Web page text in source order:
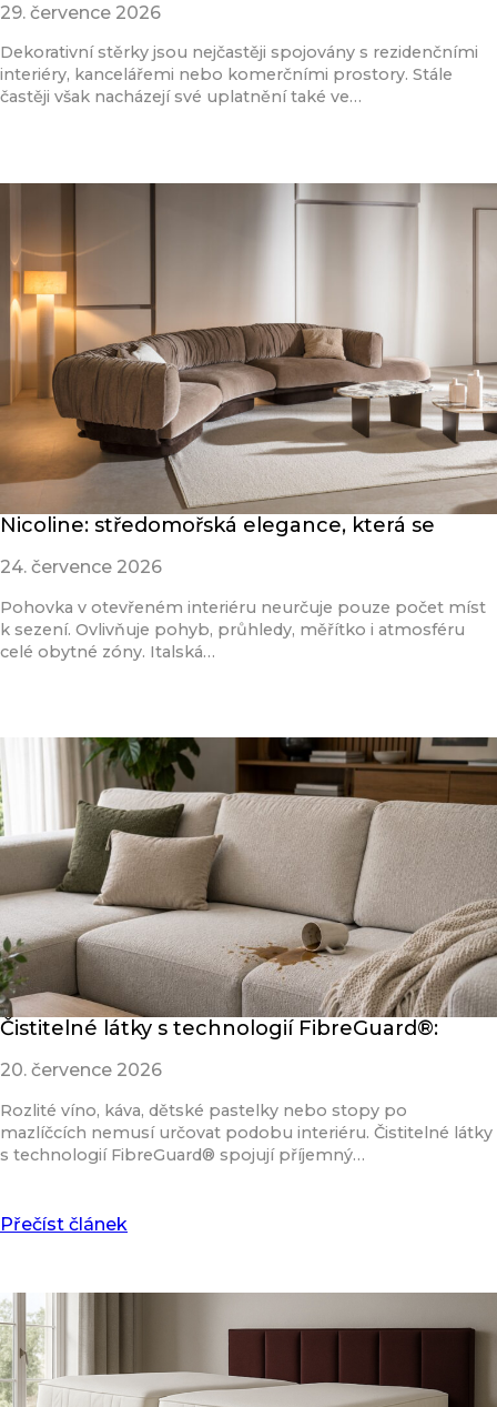
29. července 2026
Dekorativní stěrky jsou nejčastěji spojovány s rezidenčními
interiéry, kancelářemi nebo komerčními prostory. Stále
častěji však nacházejí své uplatnění také ve…
Nicoline: středomořská elegance, která se
24. července 2026
Pohovka v otevřeném interiéru neurčuje pouze počet míst
k sezení. Ovlivňuje pohyb, průhledy, měřítko i atmosféru
celé obytné zóny. Italská…
Čistitelné látky s technologií FibreGuard®:
20. července 2026
Rozlité víno, káva, dětské pastelky nebo stopy po
mazlíčcích nemusí určovat podobu interiéru. Čistitelné látky
s technologií FibreGuard® spojují příjemný…
Přečíst článek